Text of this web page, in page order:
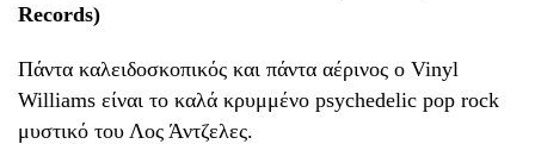
Records)
Πάντα καλειδοσκοπικός και πάντα αέρινος ο Vinyl
Williams είναι το καλά κρυμμένο psychedelic pop rock
μυστικό του Λος Άντζελες.